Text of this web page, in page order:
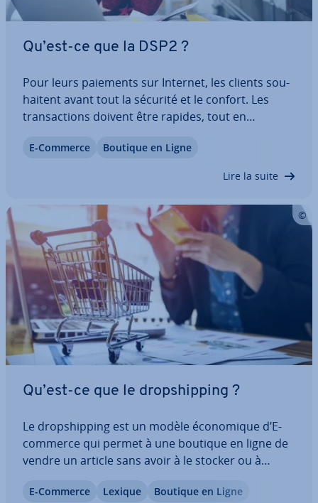
Qu’est-ce que la DSP2 ?
Pour leurs paiements sur Internet, les clients sou­
hai­tent avant tout la sécurité et le confort. Les
tran­sac­tions doivent être rapides, tout en
données : après tout, il s’agit d’in­for­ma­tions
E-Commerce Boutique en Ligne
Lire la suite
Qu’est-ce que le drop­ship­ping ?
Le drop­ship­ping est un modèle éco­no­mique d’E-
commerce qui permet à une boutique en ligne de
vendre un article sans avoir à le stocker ou à
un grossiste ou di­rec­te­ment par le four­nis­seur.
E-Commerce Lexique Boutique en Ligne